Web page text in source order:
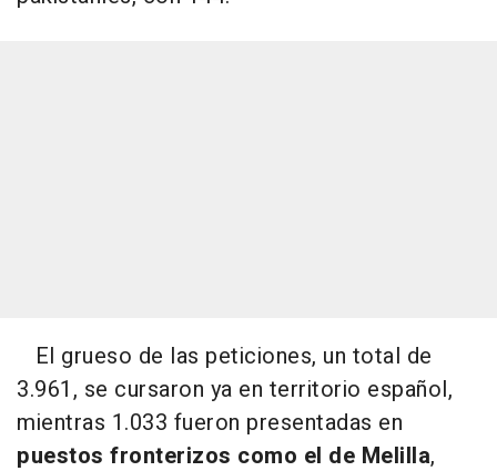
El grueso de las peticiones, un total de
3.961, se cursaron ya en territorio español,
mientras 1.033 fueron presentadas en
puestos fronterizos como el de Melilla,